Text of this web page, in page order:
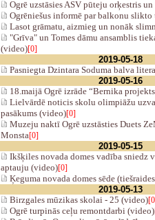
Ogrē uzstāsies ASV pūteju orķestris un
Ogrēniešus informē par balkonu
Lasot grāmatu, aizmieg un nonāk
"Grīva" un Tomes dāmu ansamblis
(video)[0]
2019-05-18
Pasniegta Dzintara Soduma balva
2019-05-16
18.maijā Ogrē izrāde “Bernika
Lielvārdē noticis skolu olimpiāžu
pasākums (video)[0]
Muzeju naktī Ogrē uzstāsties Duets
Monsta[0]
2019-05-15
Ikšķiles novada domes vadība sniedz
aptauju (video)[0]
Ķeguma novada domes sēde
2019-05-13
Birzgales mūzikas skolai - 25 (video)
Ogrē turpinās ceļu remontdarbi (video)